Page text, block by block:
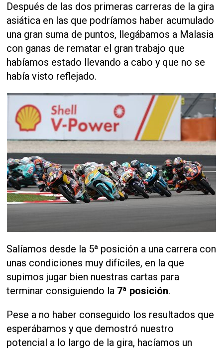
Después de las dos primeras carreras de la gira
asiática en las que podríamos haber acumulado
una gran suma de puntos, llegábamos a Malasia
con ganas de rematar el gran trabajo que
habíamos estado llevando a cabo y que no se
había visto reflejado.
Salíamos desde la 5ª posición a una carrera con
unas condiciones muy difíciles, en la que
supimos jugar bien nuestras cartas para
terminar consiguiendo la 7ª posición.
Pese a no haber conseguido los resultados que
esperábamos y que demostró nuestro
potencial a lo largo de la gira, hacíamos un